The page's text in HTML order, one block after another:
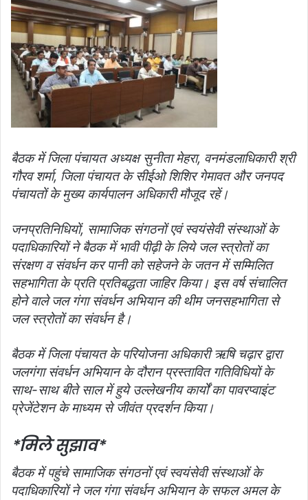
बैठक में जिला पंचायत अध्यक्ष सुनीता मेहरा, वनमंडलाधिकारी श्री
गौरव शर्मा, जिला पंचायत के सीईओ शिशिर गेमावत और जनपद
पंचायतों के मुख्य कार्यपालन अधिकारी मौजूद रहें।
जनप्रतिनिधियों, सामाजिक संगठनों एवं स्वयंसेवी संस्थाओं के
पदाधिकारियों ने बैठक में भावी पीढ़ी के लिये जल स्त्रोतों का
संरक्षण व संवर्धन कर पानी को सहेजने के जतन में सम्मिलित
सहभागिता के प्रति प्रतिबद्धता जाहिर किया। इस वर्ष संचालित
होने वाले जल गंगा संवर्धन अभियान की थीम जनसहभागिता से
जल स्त्रोतों का संवर्धन है।
बैठक में जिला पंचायत के परियोजना अधिकारी ऋषि चढ़ार द्वारा
जलगंगा संवर्धन अभियान के दौरान प्रस्तावित गतिविधियों के
साथ-साथ बीते साल में हुये उल्लेखनीय कार्यों का पावरप्वाइंट
प्रेजेंटेशन के माध्यम से जीवंत प्रदर्शन किया।
*मिले सुझाव*
बैठक में पहुंचे सामाजिक संगठनों एवं स्वयंसेवी संस्थाओं के
पदाधिकारियों ने जल गंगा संवर्धन अभियान के सफल अमल के